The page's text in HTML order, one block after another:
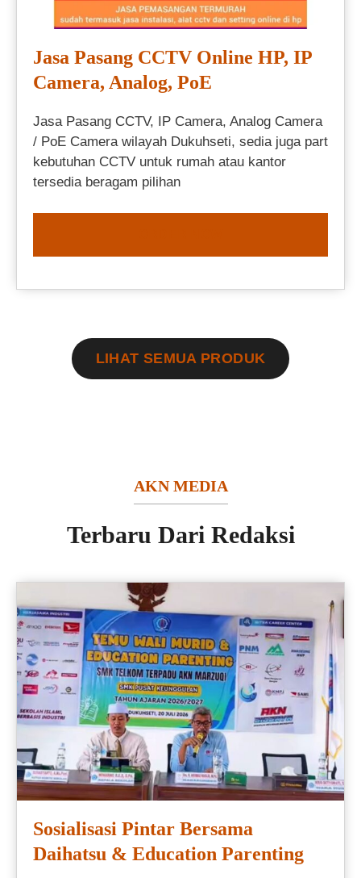
Jasa Pasang CCTV Online HP, IP
Camera, Analog, PoE
Jasa Pasang CCTV, IP Camera, Analog Camera
/ PoE Camera wilayah Dukuhseti, sedia juga part
kebutuhan CCTV untuk rumah atau kantor
tersedia beragam pilihan
LIHAT SEMUA PRODUK
AKN MEDIA
Terbaru Dari Redaksi
Sosialisasi Pintar Bersama
Daihatsu & Education Parenting